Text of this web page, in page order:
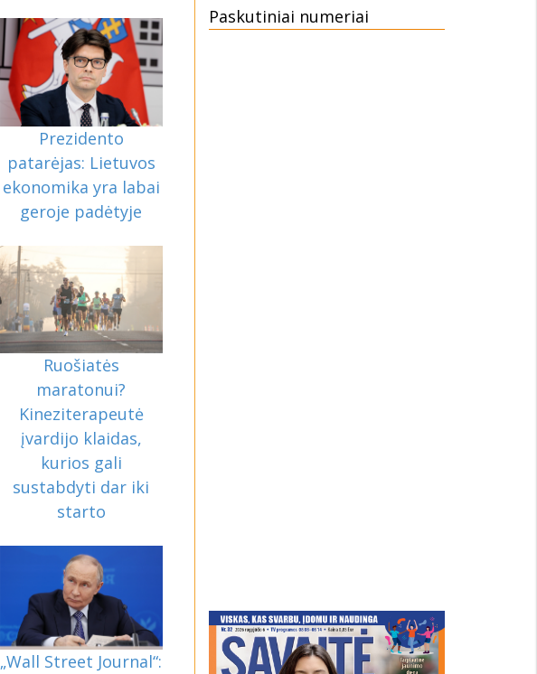
Prezidento
patarėjas: Lietuvos
ekonomika yra labai
geroje padėtyje
Ruošiatės
maratonui?
Kineziterapeutė
įvardijo klaidas,
kurios gali
sustabdyti dar iki
starto
„Wall Street Journal“:
Paskutiniai numeriai